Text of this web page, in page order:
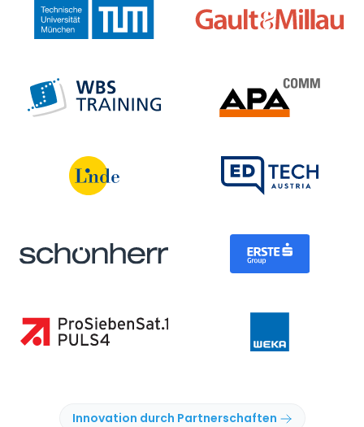
Innovation durch Partnerschaften